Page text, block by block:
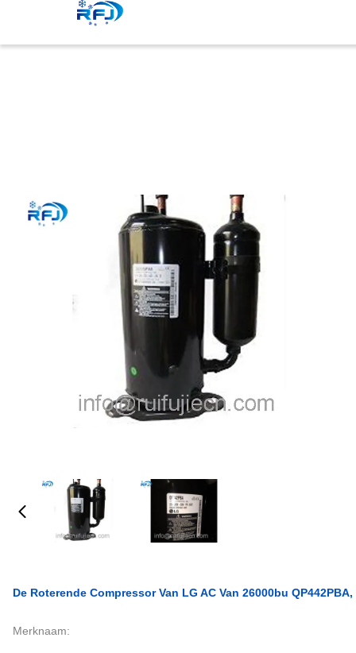
De Roterende Compressor Van LG AC Van 26000bu
Merknaam: